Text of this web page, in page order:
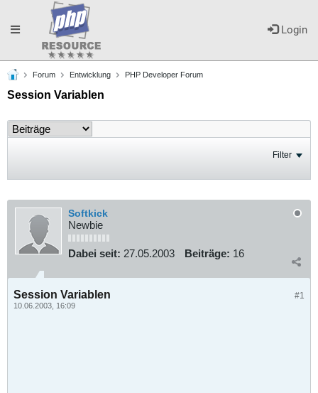
Login
Toggle
navigation
Forum Entwicklung PHP Developer Forum
Session Variablen
Filter
Softkick
Newbie
Dabei seit: 27.05.2003 Beiträge: 16
#1
Session Variablen
10.06.2003, 16:09